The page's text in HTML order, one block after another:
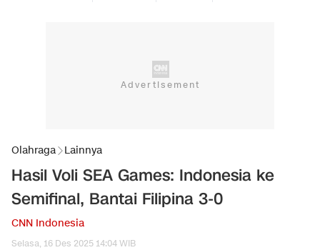
Olahraga Lainnya
Hasil Voli SEA Games: Indonesia ke
Semifinal, Bantai Filipina 3-0
CNN Indonesia
Selasa, 16 Des 2025 14:04 WIB